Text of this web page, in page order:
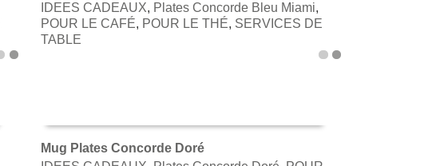
AJOUTER AU PANIER
IDEES CADEAUX, Plates Concorde Bleu Miami,
POUR LE CAFÉ, POUR LE THÉ, SERVICES DE
TABLE
Mug Plates Concorde Doré